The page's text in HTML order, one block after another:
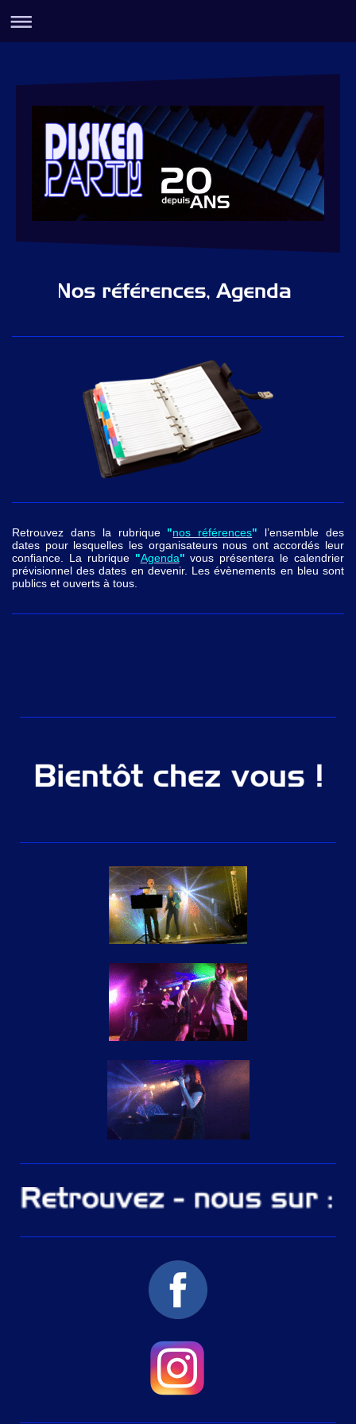
Retrouvez dans la rubrique "nos références"
l’ensemble des
dates pour lesquelles les organisateurs nous ont accordés leur
confiance. La rubrique "Agenda" vous présentera le calendrier
prévisionnel des dates en devenir. Les évènements en bleu sont
publics et ouverts à tous.